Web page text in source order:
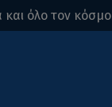
όλο τον κόσμο